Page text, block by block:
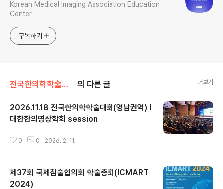
Korean Medical Imaging Association Education
Center
구독하기
전국한의학학술대회 의 다른 글 더보기
2026.11.18 전국한의학학술대회(영남권역) l
대한한의영상학회 session
0 0 2026. 2. 11.
제37회 국제침술협의회 학술총회(ICMART
2024)